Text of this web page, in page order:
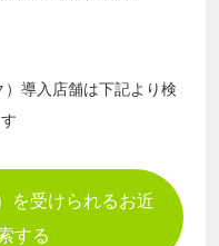
導入店舗は下記より検
を受けられるお近
する